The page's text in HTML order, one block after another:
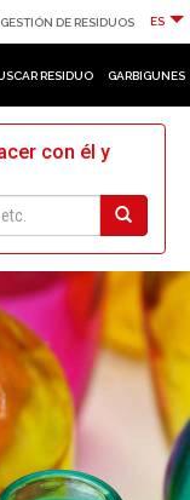
DE RESIDUOS ES
RESIDUO GARBIGUNES
con él y